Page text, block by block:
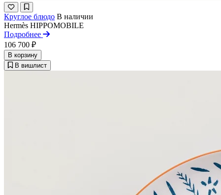
Круглое блюдо В наличии
Hermès HIPPOMOBILE
Подробнее
106 700 ₽
В корзину
В вишлист